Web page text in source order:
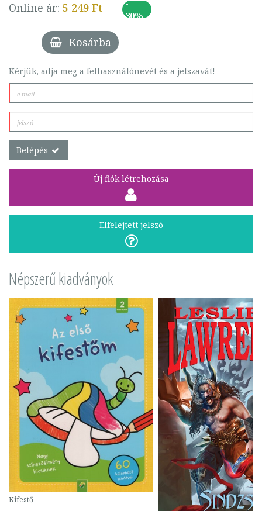
Online ár: 5 249 Ft
-
30%
Kosárba
Kérjük, adja meg a felhasználónevét és a jelszavát!
Belépés
Új fiók létrehozása
Elfelejtett jelszó
Népszerű kiadványok
Kifestő